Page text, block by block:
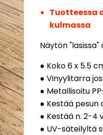
Tuotteessa
kulmassa
Näytön
● Koko6 x 5.5
● Vinyylitarra
● Metallisoitu
● Kestää pesun
● Kestää n. 2-4
● UV-säteilyltä